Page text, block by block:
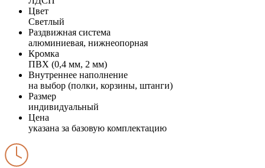
Цвет
Светлый
Раздвижная система
алюминиевая, нижнеопорная
Кромка
ПВХ (0,4 мм, 2 мм)
Внутреннее наполнение
на выбор (полки, корзины, штанги)
Размер
индивидуальный
Цена
указана за базовую комплектацию